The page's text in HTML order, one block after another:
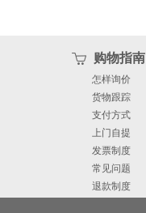
购物指南
怎样询价
货物跟踪
支付方式
上门自提
发票制度
常见问题
退款制度